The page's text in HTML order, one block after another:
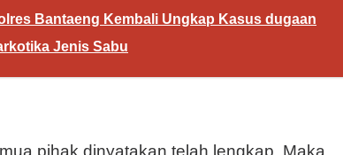
Bantaeng Kembali Ungkap Kasus dugaan
Jenis Sabu
pihak dinyatakan telah lengkap. Maka